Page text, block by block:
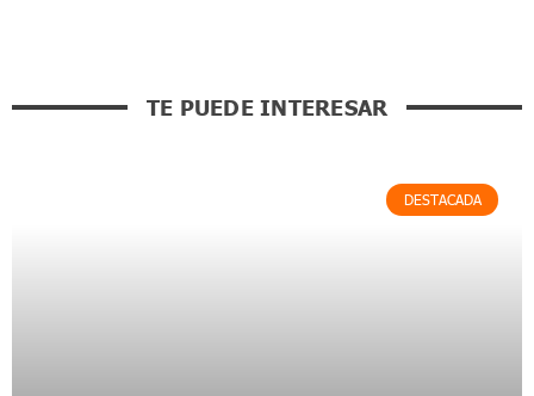
TE PUEDE INTERESAR
DESTACADA